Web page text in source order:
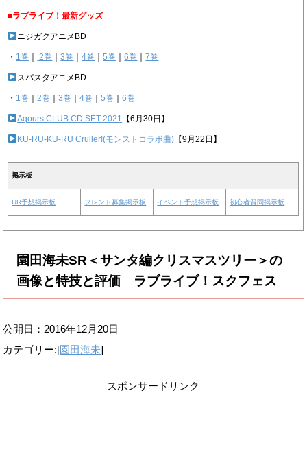
■ラブライブ！最新グッズ
ニジガクアニメBD
・ 1巻 2巻 ｜3巻 ｜4巻 ｜5巻 ｜6巻 ｜7巻
スパスタアニメBD
・ 1巻 ｜2巻 ｜3巻 ｜4巻 ｜5巻 ｜6巻
Aqours CLUB CD SET 2021 【6月30日】
KU-RU-KU-RU Cruller!(モンストコラボ曲) 【9月22日】
掲示板
UR予想掲示板 フレンド募集掲示板 イベント予想掲示板 初心者質問掲示板
園田海未SR＜サンタ編クリスマスツリー＞の
画像と特技と評価 ラブライブ！スクフェス
公開日： 2016年12月20日
カテゴリー:[園田海未]
スポンサードリンク